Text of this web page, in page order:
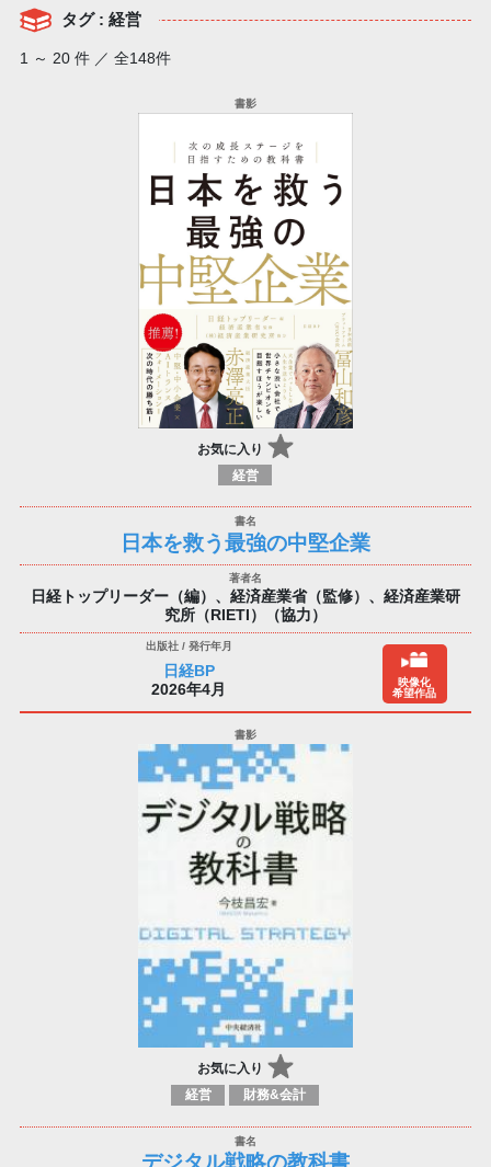
タグ : 経営
1 ～ 20 件 ／ 全148件
お気に入り
経営
日本を救う最強の中堅企業
日経トップリーダー（編）、経済産業省（監修）、経済産業研
究所（RIETI）（協力）
日経BP
2026年4月
映像化
希望作品
お気に入り
経営 財務&会計